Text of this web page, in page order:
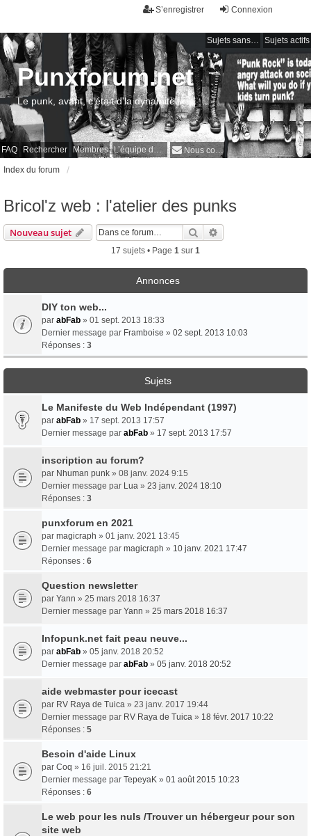
Connexion
S’enregistrer
Sujets sans réponse Sujets actifs
FAQ Rechercher Membres L’équipe du forum Nous contacter
Punxforum.net
Le punk, avant, c'était d'la dynamite !
Index du forum
Bricol'z web : l'atelier des punks
Nouveau sujet Rechercher
17 sujets • Page 1 sur 1
Annonces
DIY ton web...
par abFab » 01 sept. 2013 18:33
Dernier message par Framboise » 02 sept. 2013 10:03
Réponses : 3
Sujets
Le Manifeste du Web Indépendant (1997)
par abFab » 17 sept. 2013 17:57
Dernier message par abFab » 17 sept. 2013 17:57
inscription au forum?
par Nhuman punk » 08 janv. 2024 9:15
Dernier message par Lua » 23 janv. 2024 18:10
Réponses : 3
punxforum en 2021
par magicraph » 01 janv. 2021 13:45
Dernier message par magicraph » 10 janv. 2021 17:47
Réponses : 6
Question newsletter
par Yann » 25 mars 2018 16:37
Dernier message par Yann » 25 mars 2018 16:37
Infopunk.net fait peau neuve...
par abFab » 05 janv. 2018 20:52
Dernier message par abFab » 05 janv. 2018 20:52
aide webmaster pour icecast
par RV Raya de Tuica » 23 janv. 2017 19:44
Dernier message par RV Raya de Tuica » 18 févr. 2017 10:22
Réponses : 5
Besoin d'aide Linux
par Coq » 16 juil. 2015 21:21
Dernier message par TepeyaK » 01 août 2015 10:23
Réponses : 6
Le web pour les nuls /Trouver un hébergeur pour son
site web